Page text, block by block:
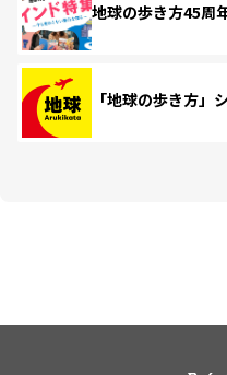
地球の歩き方45周
「地球の歩き方」